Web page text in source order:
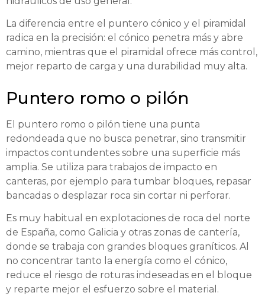
La diferencia entre el puntero cónico y el piramidal
radica en la precisión: el cónico penetra más y abre
camino, mientras que el piramidal ofrece más control,
mejor reparto de carga y una durabilidad muy alta.
Puntero romo o pilón
El puntero romo o pilón tiene una punta
redondeada que no busca penetrar, sino transmitir
impactos contundentes sobre una superficie más
amplia. Se utiliza para trabajos de impacto en
canteras, por ejemplo para tumbar bloques, repasar
bancadas o desplazar roca sin cortar ni perforar.
Es muy habitual en explotaciones de roca del norte
de España, como Galicia y otras zonas de cantería,
donde se trabaja con grandes bloques graníticos. Al
no concentrar tanto la energía como el cónico,
reduce el riesgo de roturas indeseadas en el bloque
y reparte mejor el esfuerzo sobre el material.